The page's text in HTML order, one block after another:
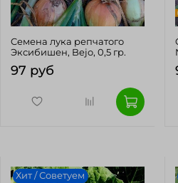
Cемена лука репчатого
Эксибишен, Bejo, 0,5 гр.
97 руб
Хит / Советуем